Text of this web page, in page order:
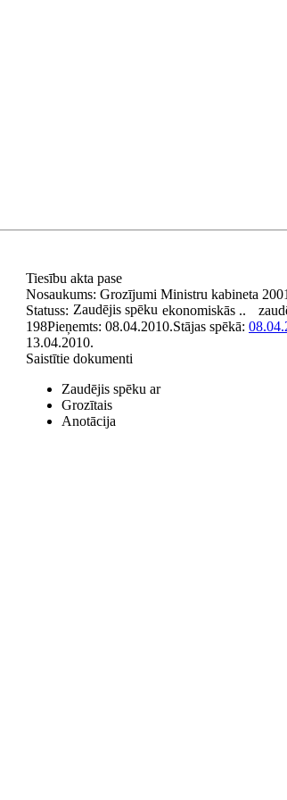
Tiesību akta pase
Nosaukums: Grozījumi Ministru kabineta
ekonomiskās ..
Statuss: Zaudējis spēku
198Pieņemts: 08.04.2010.Stājas spēkā:
13.04.2010.
Saistītie dokumenti
Zaudējis spēku ar
Grozītais
Anotācija